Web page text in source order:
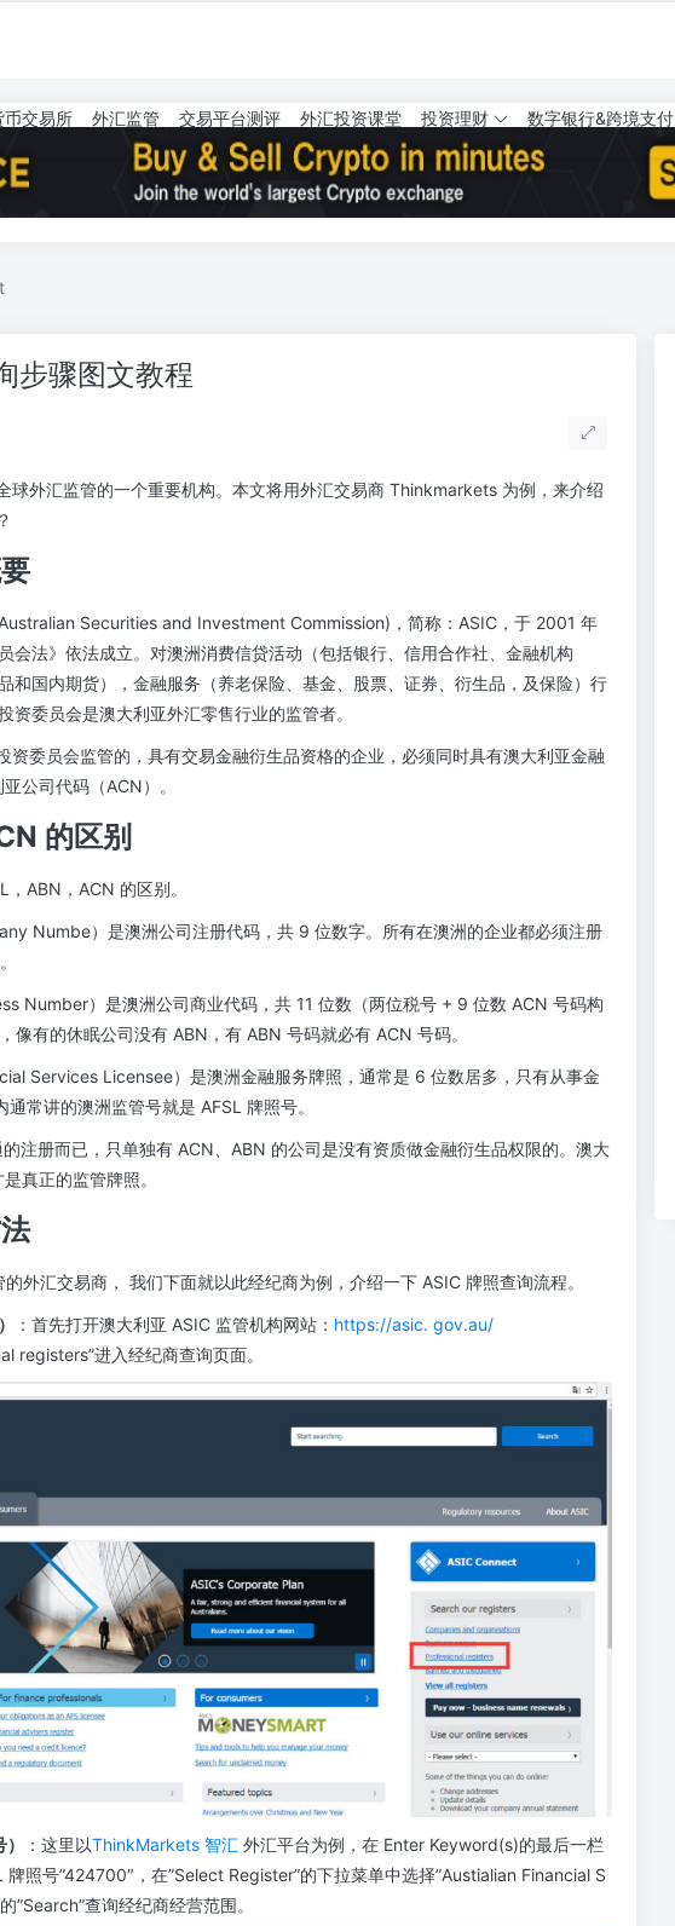
币交易所 外汇监管 交易平台测评 外汇投资课堂 投资理财 数字银行&跨境支付
步骤图文教程
球外汇监管的一个重要机构。本文将用外汇交易商 Thinkmarkets 为例，来介绍
Securities and Investment Commission)，简称：ASIC，于 2001 年
会法》依法成立。对澳洲消费信贷活动（包括银行、信用合作社、金融机构
和国内期货），金融服务（养老保险、基金、股票、证券、衍生品，及保险）行
资委员会是澳大利亚外汇零售行业的监管者。
资委员会监管的，具有交易金融衍生品资格的企业，必须同时具有澳大利亚金融
公司代码（ACN）。
的区别
ABN，ACN 的区别。
Numbe）是澳洲公司注册代码，共 9 位数字。所有在澳洲的企业都必须注册
Number）是澳洲公司商业代码，共 11 位数（两位税号 + 9 位数 ACN 号码构
像有的休眠公司没有 ABN，有 ABN 号码就必有 ACN 号码。
Services Licensee）是澳洲金融服务牌照，通常是 6 位数居多，只有从事金
常讲的澳洲监管号就是 AFSL 牌照号。
注册而已，只单独有 ACN、ABN 的公司是没有资质做金融衍生品权限的。澳大
真正的监管牌照。
外汇交易商， 我们下面就以此经纪商为例，介绍一下 ASIC 牌照查询流程。
：首先打开澳大利亚 ASIC 监管机构网站： https://asic. gov.au/
registers”进入经纪商查询页面。
：这里以ThinkMarkets 智汇 外汇平台为例，在 Enter Keyword(s)的最后一栏
照号”424700″，在”Select Register”的下拉菜单中选择”Austialian Financial S
查询经纪商经营范围。